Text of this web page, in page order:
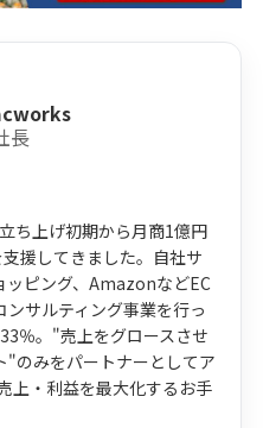
長
ち上げ初期から月商1億円
援してきました。自社サ
ッピング、AmazonなどEC
サルティング事業を行っ
％。"売上をグロースさせ
"のみをパートナーとしてア
上・利益を最大化するお手